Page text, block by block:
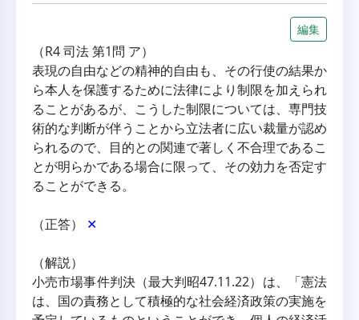
編集
（R4 司法 第1問 ア）
表現の自由などの精神的自由も、その行使の結果か
ら本人を保護するために法律により制限を加えられ
ることがあるが、こうした制限については、専門技
術的な判断が伴うことから立法者に広い裁量が認め
られるので、目的との関連で著しく不合理であるこ
とが明らかである場合に限って、その効力を否定す
ることができる。
（正答） ✕
（解説）
小売市場事件判決（最大判昭47.11.22）は、「憲法
は、国の責務として積極的な社会経済政策の実施を